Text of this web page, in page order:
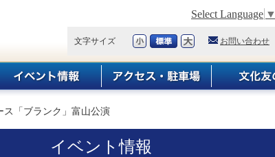
Select Language ▼
文字サイズ お問い合わせ
「ブランク」富山公演
イベント情報